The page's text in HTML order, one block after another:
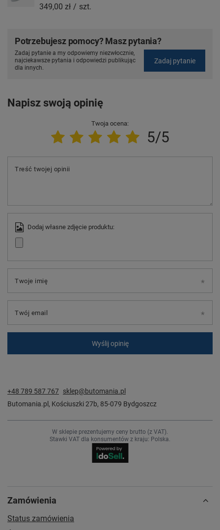
349,00 zł / szt.
Potrzebujesz pomocy? Masz pytania?
Zadaj pytanie a my odpowiemy niezwłocznie,
najciekawsze pytania i odpowiedzi publikując
dla innych.
Zadaj pytanie
Napisz swoją opinię
Twoja ocena:
5/5
Treść twojej opinii
Dodaj własne zdjęcie produktu:
Twoje imię
Twój email
Wyślij opinię
+48 789 587 767 sklep@butomania.pl
Butomania.pl , Kościuszki 27b, 85-079 Bydgoszcz
W sklepie prezentujemy ceny brutto (z VAT).
Stawki VAT dla konsumentów z kraju: Polska.
Zamówienia
Status zamówienia